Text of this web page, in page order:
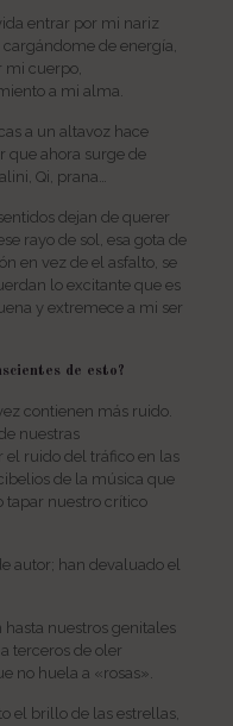
entrar por mi nariz
de energía,
mi cuerpo,
a mi alma.
a un altavoz hace
que ahora surge de
Qi, prana…
dejan de querer
rayo de sol, esa gota de
en vez de el asfalto, se
lo excitante que es
y extremece a mi ser
de esto?
contienen más ruido.
nuestras
el ruido del tráfico en las
de la música que
tapar nuestro crítico
autor; han devaluado el
nuestros genitales
terceros de oler
no huela a «rosas».
el brillo de las estrellas,